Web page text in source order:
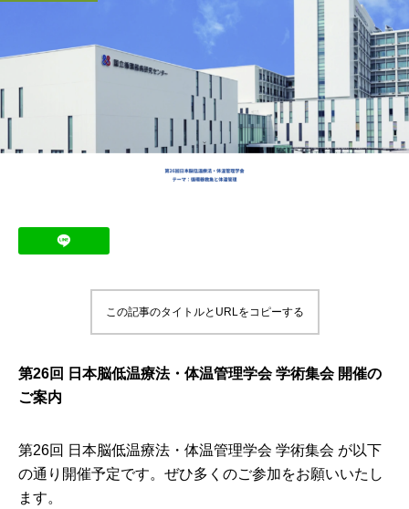
この記事のタイトルとURLをコピーする
第26回 日本脳低温療法・体温管理学会 学術集会 開催の
ご案内
第26回 日本脳低温療法・体温管理学会 学術集会 が以下
の通り開催予定です。ぜひ多くのご参加をお願いいたし
ます。